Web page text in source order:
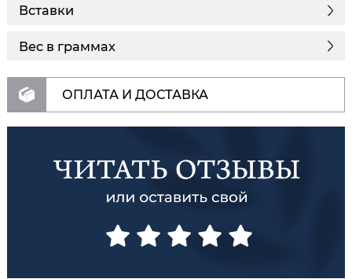
Вставки
Вес в граммах
ОПЛАТА И ДОСТАВКА